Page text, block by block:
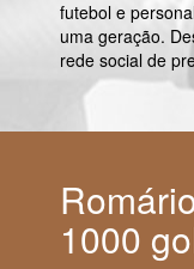
futebol e
uma geração.
rede social de
1000